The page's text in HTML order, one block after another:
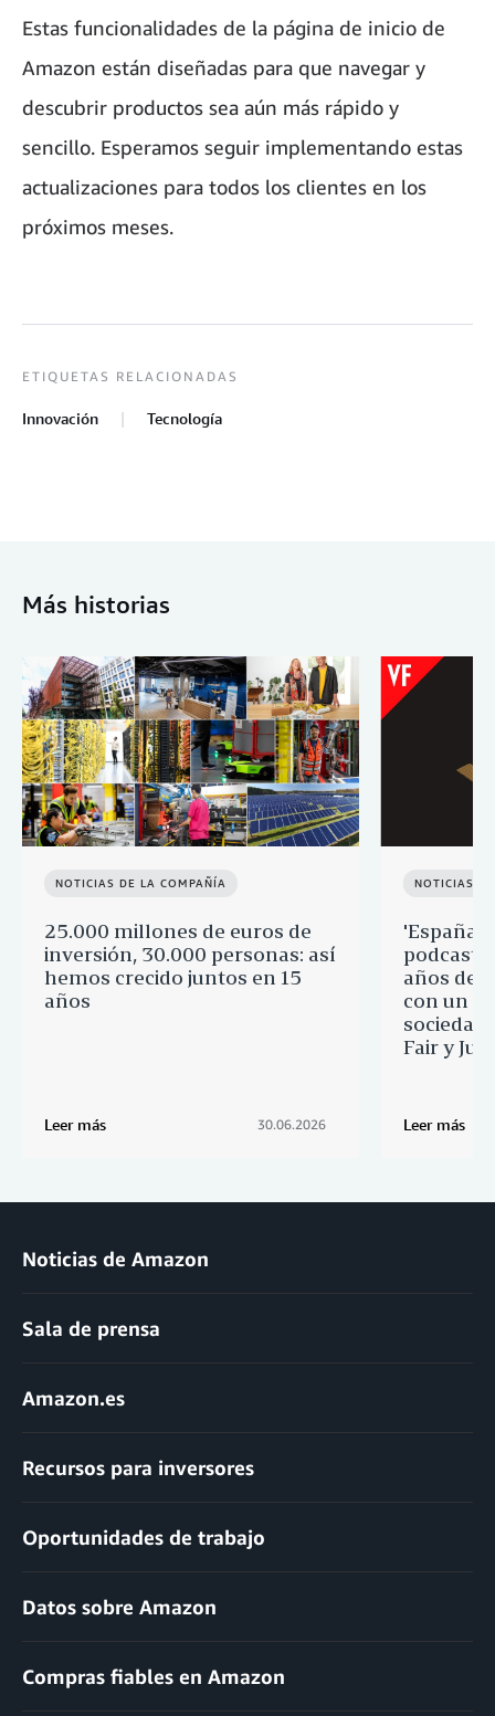
Estas funcionalidades de la página de inicio de
Amazon están diseñadas para que navegar y
descubrir productos sea aún más rápido y
sencillo. Esperamos seguir implementando estas
actualizaciones para todos los clientes en los
próximos meses.
ETIQUETAS RELACIONADAS
Innovación Tecnología
Más historias
NOTICIAS DE LA COMPAÑÍA
25.000 millones de euros de
inversión, 30.000 personas: así
hemos crecido juntos en 15
años
Leer más 30.06.2026
NOTICIAS
'España
podcast
años de
con un
sociedad
Fair y
Leer más
Noticias de Amazon
Sala de prensa
Amazon.es
Recursos para inversores
Oportunidades de trabajo
Datos sobre Amazon
Compras fiables en Amazon